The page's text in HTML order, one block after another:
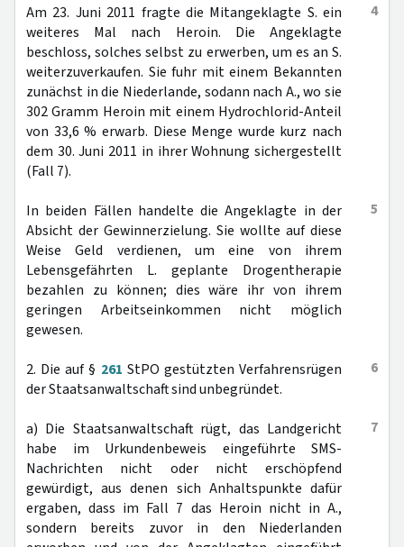
4
Am 23. Juni 2011 fragte die Mitangeklagte S. ein
weiteres Mal nach Heroin. Die Angeklagte
beschloss, solches selbst zu erwerben, um es an S.
weiterzuverkaufen. Sie fuhr mit einem Bekannten
zunächst in die Niederlande, sodann nach A., wo sie
302 Gramm Heroin mit einem Hydrochlorid-Anteil
von 33,6 % erwarb. Diese Menge wurde kurz nach
dem 30. Juni 2011 in ihrer Wohnung sichergestellt
(Fall 7).
5
In beiden Fällen handelte die Angeklagte in der
Absicht der Gewinnerzielung. Sie wollte auf diese
Weise Geld verdienen, um eine von ihrem
Lebensgefährten L. geplante Drogentherapie
bezahlen zu können; dies wäre ihr von ihrem
geringen Arbeitseinkommen nicht möglich
gewesen.
6
2. Die auf § 261 StPO gestützten Verfahrensrügen
der Staatsanwaltschaft sind unbegründet.
7
a) Die Staatsanwaltschaft rügt, das Landgericht
habe im Urkundenbeweis eingeführte SMS-
Nachrichten nicht oder nicht erschöpfend
gewürdigt, aus denen sich Anhaltspunkte dafür
ergaben, dass im Fall 7 das Heroin nicht in A.,
sondern bereits zuvor in den Niederlanden